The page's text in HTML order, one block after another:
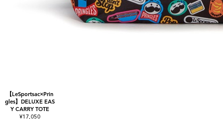
【LeSportsac×Prin
gles】DELUXE EAS
Y CARRY TOTE
¥17,050